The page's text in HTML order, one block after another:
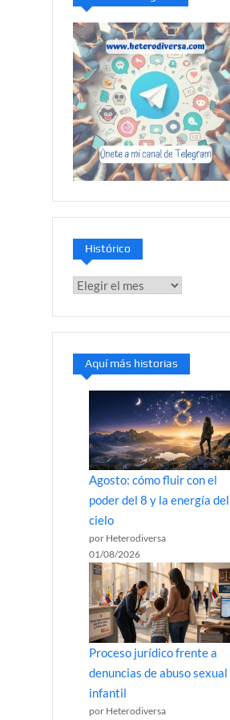
Histórico
Aquí más historias
Agosto: cómo fluir con el
poder del 8 y la energía del
cielo
por Heterodiversa
01/08/2026
Proceso jurídico frente a
denuncias de abuso sexual
infantil
por Heterodiversa